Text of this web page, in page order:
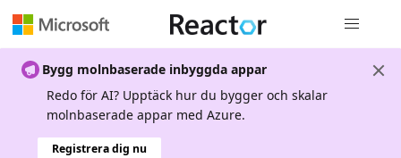
Bygg molnbaserade inbyggda appar
Redo för AI? Upptäck hur du bygger och skalar
molnbaserade appar med Azure.
Registrera dig nu